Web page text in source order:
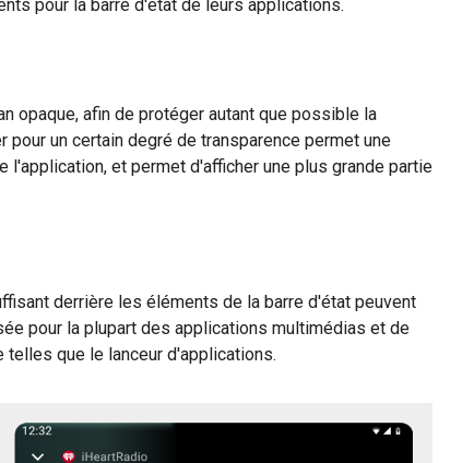
pour la barre d'état de leurs applications.
opaque, afin de protéger autant que possible la
un certain degré de transparence permet une
et permet d'afficher une plus grande partie
derrière les éléments de la barre d'état peuvent
pour la plupart des applications multimédias et de
que le lanceur d'applications.